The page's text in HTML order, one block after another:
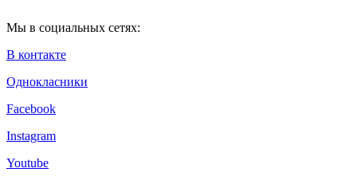
Мы в социальных сетях:
В контакте
Однокласники
Facebook
Instagram
Youtube